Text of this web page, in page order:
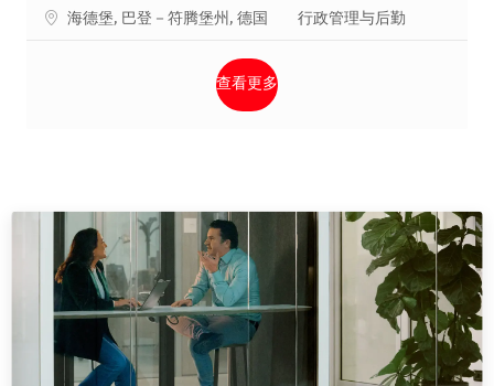
地点海德堡, 巴登－符腾堡州, 德国 类别
行政管理与后勤
查看更多